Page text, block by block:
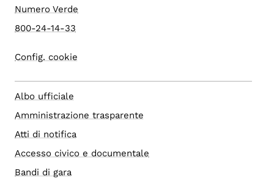
Numero Verde
800-24-14-33
Config. cookie
Albo ufficiale
Amministrazione trasparente
Atti di notifica
Accesso civico e documentale
Bandi di gara